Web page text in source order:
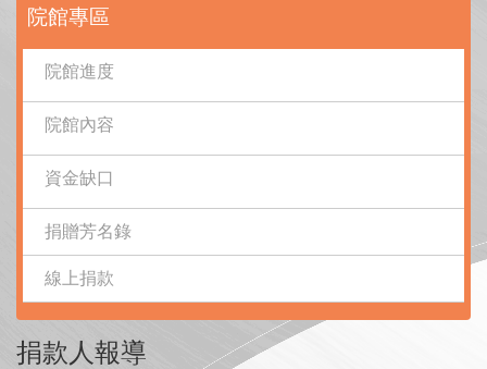
院館專區
院館進度
院館內容
資金缺口
捐贈芳名錄
線上捐款
捐款人報導